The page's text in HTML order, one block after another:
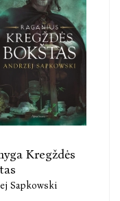
Kregždės
Sapkowski